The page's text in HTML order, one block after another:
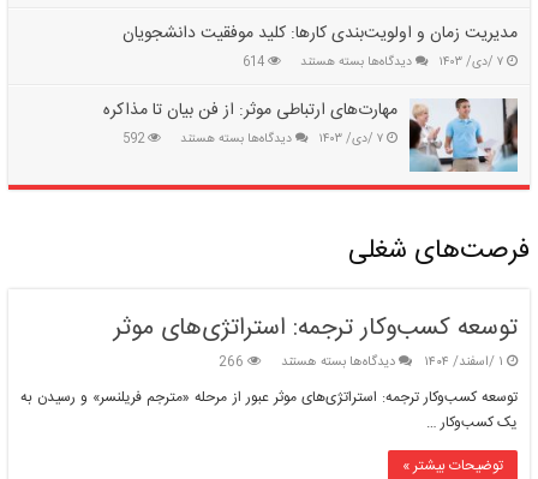
شدن
برای
مصاحبه‌های
مدیریت زمان و اولویت‌بندی کارها: کلید موفقیت دانشجویان
۷ /دی/ ۱۴۰۳ دیدگاه‌هابرای
زمان
اولویت‌بندی
کلید
بسته هستند 614
مهارت‌های ارتباطی موثر: از فن بیان تا مذاکره
۷ /دی/ ۱۴۰۳ دیدگاه‌هابرای
بسته هستند 592
فرصت‌های شغلی
توسعه کسب‌وکار ترجمه: استراتژی‌های موثر
۱ /اسفند/ ۱۴۰۴ دیدگاه‌هابرای
کسب‌وکار
بسته هستند 266
توسعه کسب‌وکار ترجمه: استراتژی‌های موثر عبور از مرحله «مترجم فریلنسر» و رسیدن به
یک کسب‌وکار …
توضیحات بیشتر »